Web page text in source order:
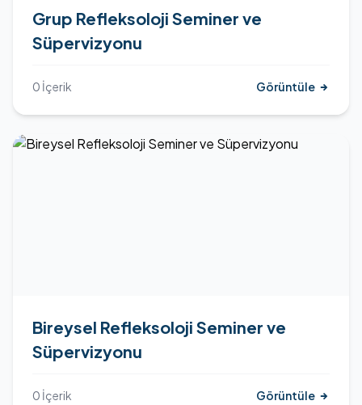
Grup Refleksoloji Seminer ve
Süpervizyonu
0 İçerik Görüntüle
Bireysel Refleksoloji Seminer ve
Süpervizyonu
0 İçerik Görüntüle